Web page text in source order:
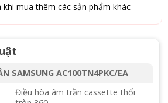
khi mua thêm các sản phẩm khác
SAMSUNG AC100TN4PKC/EA
Điều hòa âm trần cassette thổi